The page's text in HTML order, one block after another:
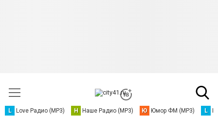
L Love Радио (MP3) Н Наше Радио (MP3) Ю Юмор ФМ (MP3) L